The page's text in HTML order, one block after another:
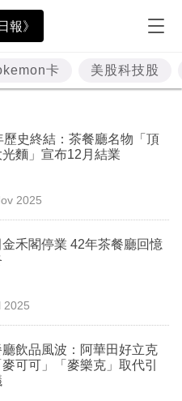
報》
卡 美股科技股
歷史終結：茶餐廳名物「頂
麵」宣布12月結業
2025
金禾閣停業 42年茶餐廳回憶
2025
廳飲品風波：阿華田好立克
可可」「麥樂克」取代引